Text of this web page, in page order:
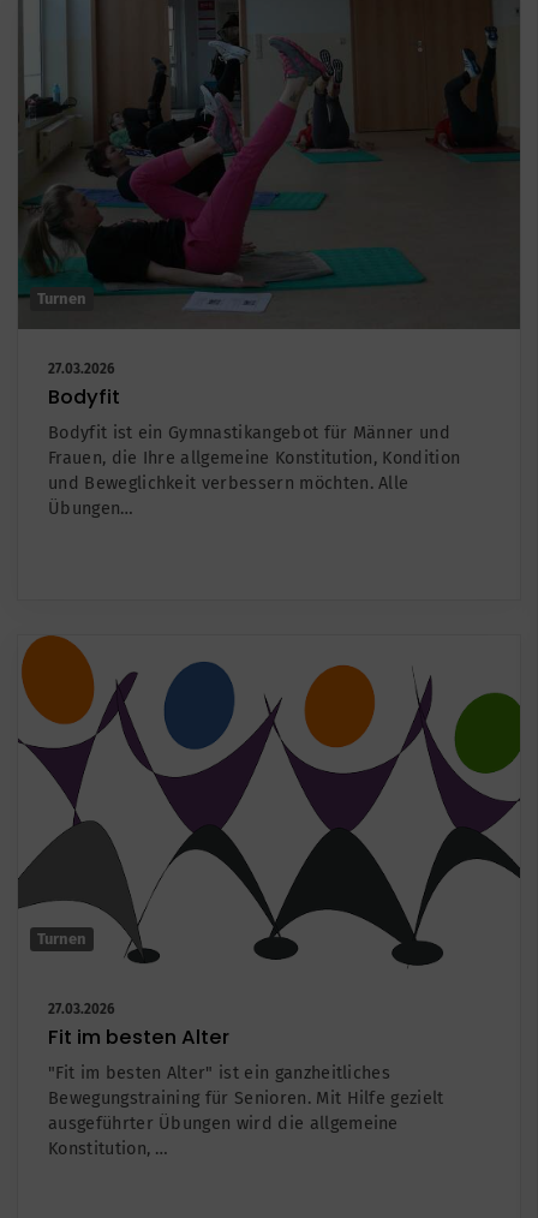
Turnen
27.03.2026
Bodyfit
Bodyfit ist ein Gymnastikangebot für Männer und
Frauen, die Ihre allgemeine Konstitution, Kondition
und Beweglichkeit verbessern möchten. Alle
Übungen…
Turnen
27.03.2026
Fit im besten Alter
"Fit im besten Alter" ist ein ganzheitliches
Bewegungstraining für Senioren. Mit Hilfe gezielt
ausgeführter Übungen wird die allgemeine
Konstitution, …